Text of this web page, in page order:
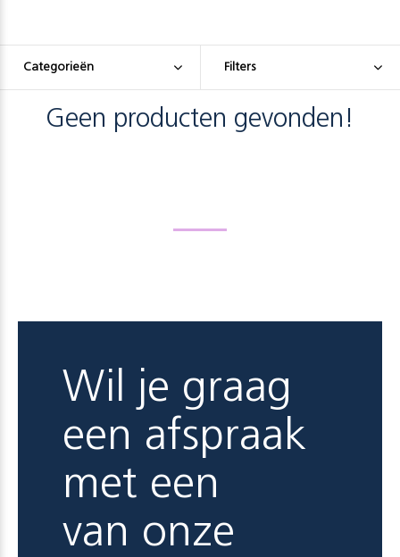
Categorieën Filters
Geen producten gevonden!
Wil je graag
een afspraak
met een
van onze